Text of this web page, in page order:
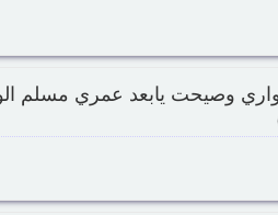
وصيحت يابعد عمري مسلم